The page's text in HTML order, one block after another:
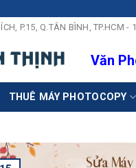
P.15, Q.TÂN BÌNH, TP.HCM
Văn
THUÊ MÁY PHOTOCOPY